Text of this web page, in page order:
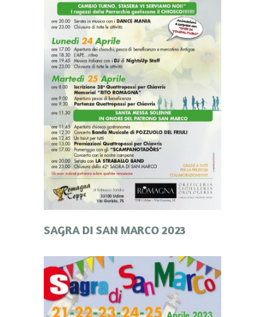
SAGRA DI SAN MARCO 2023